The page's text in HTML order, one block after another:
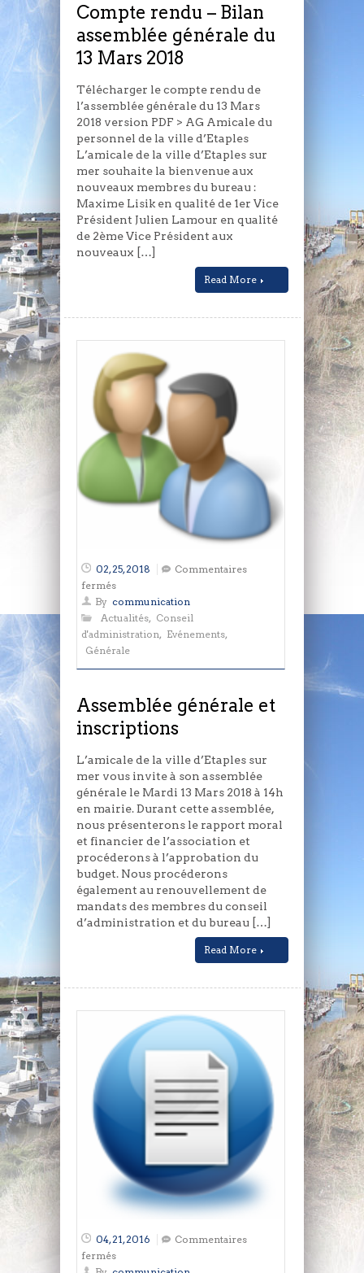
générale
du
13
Mars
Compte rendu – Bilan
assemblée générale du
13 Mars 2018
Télécharger le compte rendu de
l’assemblée générale du 13 Mars
2018 version PDF > AG Amicale du
personnel de la ville d’Etaples
L’amicale de la ville d’Etaples sur
mer souhaite la bienvenue aux
nouveaux membres du bureau :
Maxime Lisik en qualité de 1er Vice
Président Julien Lamour en qualité
de 2ème Vice Président aux
nouveaux […]
Read More
02, 25, 2018
Commentaires
ferméssur
Assemblée
générale
et
inscriptions
By communication
Actualités, Conseil
d'administration, Evénements,
Générale
Assemblée générale et
inscriptions
L’amicale de la ville d’Etaples sur
mer vous invite à son assemblée
générale le Mardi 13 Mars 2018 à 14h
en mairie. Durant cette assemblée,
nous présenterons le rapport moral
et financier de l’association et
procéderons à l’approbation du
budget. Nous procéderons
également au renouvellement de
mandats des membres du conseil
d’administration et du bureau […]
Read More
04, 21, 2016
Commentaires
ferméssur